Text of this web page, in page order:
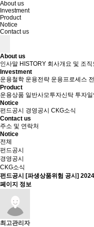
About us
Investment
Product
Notice
Contact us
About us
인사말 HISTORY 회사개요 및 조직
Investment
운용철학 운용전략 운용프로세스
Product
운용상품 일반사모투자신탁 투자일
Notice
펀드공시
경영공시 CKG소식
Contact us
주소 및 연락처
Notice
전체
펀드공시
경영공시
CKG소식
펀드공시
[파생상품위험 공시]
페이지 정보
최고관리자